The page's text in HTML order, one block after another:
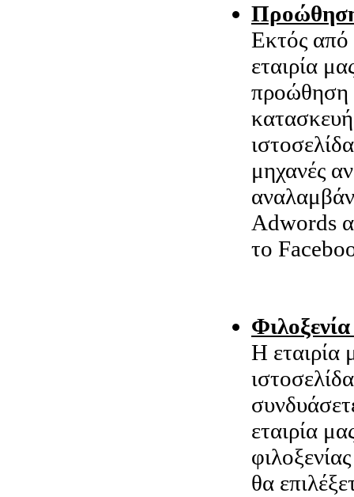
Εκτός από
εταιρία
προώθηση
κατασκευή
μηχανές
Adwords
το
Η εταιρία
εταιρία
θα